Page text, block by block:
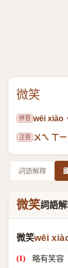
微笑
拼音 wēi xiào
注音 ㄨㄟ ㄒㄧ
詞語解釋
微笑詞語
微笑wēi
略有笑容